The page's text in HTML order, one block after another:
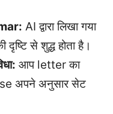
AI द्वारा लिखा गया
से शुद्ध होता है।
आप letter का
अपने अनुसार सेट